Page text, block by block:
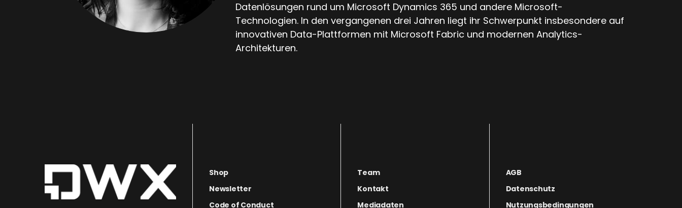
Datenlösungen rund um Microsoft Dynamics 365 und andere Microsoft-
Technologien. In den vergangenen drei Jahren liegt ihr Schwerpunkt insbesondere auf
innovativen Data-Plattformen mit Microsoft Fabric und modernen Analytics-
Architekturen.
Shop
Newsletter
Code of Conduct
Team
Kontakt
Mediadaten
AGB
Datenschutz
Nutzungsbedingungen